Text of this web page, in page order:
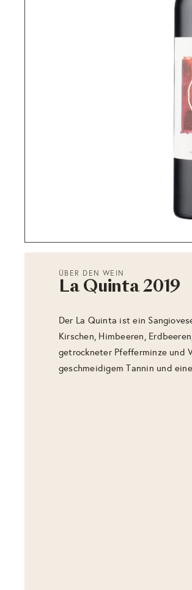
ÜBER DEN WEIN
La Quinta 2019
Der La Quinta ist ein
Kirschen, Himbeeren,
getrockneter Pfefferminze und
geschmeidigem Tannin und